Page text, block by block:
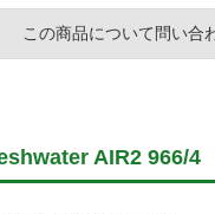
この商品について問い合
AIR2 966/4